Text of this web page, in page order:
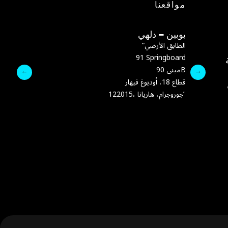
مواقعنا
:البريد الإلكتروني
رقم الهاتف:
بوبين – دلهي
“الطابق الأرضي
91 Springboard
مبنى 90B
قطاع 18، أوديوغ فيهار
122015، جوروجرام، هاريانا”